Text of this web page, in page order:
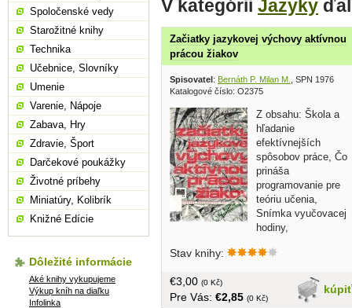
V kategórii Jazyky
Začiatky jazykovej výchovy aktívnou
prácou žiakov
Spisovatel: Bernáth P. Milan M.
, SPN 1976
Katalogové číslo: O2375
Z obsahu: Škola a
hľadanie
efektívnejších
spôsobov práce, Čo
prináša
programovanie pre
teóriu učenia,
Snímka vyučovacej
hodiny,
hodiny podľa snímky, atd... tvrdá
Stav knihy:
kúpiť
€3,00 (0 Kč)
Pre Vás: €2,85 (0 Kč)
Spoločenské vedy
Starožitné knihy
Technika
Učebnice, Slovníky
Umenie
Varenie, Nápoje
Zabava, Hry
Zdravie, Šport
Darčekové poukážky
Životné príbehy
Miniatúry, Kolibrík
Knižné Edície
Dôležité informácie
Aké knihy vykupujeme
Výkup kníh na diaľku
Infolinka